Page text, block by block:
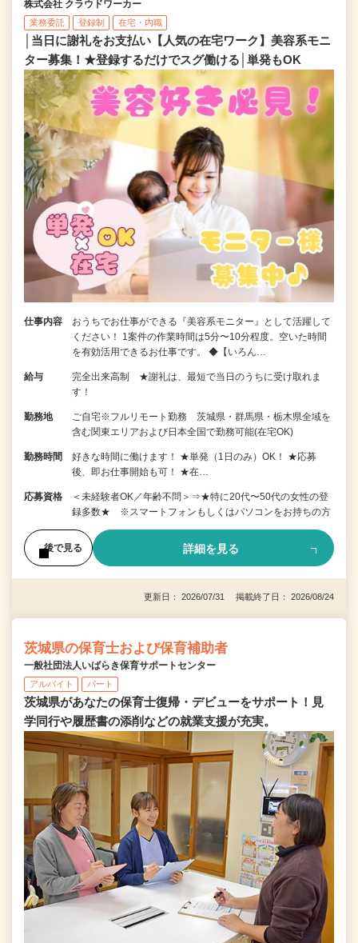
株式会社 クラウドワーカー
業務委託 登録制 在宅・内職
│当日に謝礼をお支払い【人気の在宅ワーク】美容系モニ
ター募集！★登録するだけでスグ働ける│単発もOK
仕事内容
おうちでお仕事ができる『美容系モニター』として活躍して
ください！ 1案件の作業時間は5分〜10分程度。空いた時間
を有効活用できるお仕事です。 ◆【いろん…
給与
完全出来高制 ★謝礼は、最短で当日のうちに受け取れま
す！
勤務地
ご自宅※フルリモート勤務 茨城県・群馬県・栃木県全域を
含む関東エリアおよび日本全国で勤務可能(在宅OK)
勤務時間
好きな時間に働けます！ ★単発（1日のみ）OK！ ★応募
後、即お仕事開始も可！ ★在…
応募資格
＜未経験者OK／年齢不問＞⇒★特に20代〜50代の女性の登
録多数★ ※スマートフォンもしくはパソコンをお持ちの方
後で見る 詳細を見る
更新日： 2026/07/31 掲載終了日： 2026/08/24
茨城県の保育士および保育補助者
一般社団法人いばらき保育サポートセンター
アルバイト パート
茨城県があなたの保育士復帰・デビューをサポート！見
学同行や履歴書の添削などの就業支援が充実。